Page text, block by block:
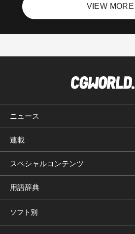
VIEW MORE
ニュース
連載
スペシャルコンテンツ
用語辞典
ソフト別